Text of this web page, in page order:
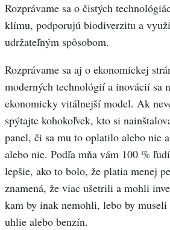
Rozprávame sa o čistých
klímu, podporujú biodiverzitu a
udržateľným spôsobom.
Rozprávame sa aj o ekonomickej
moderných technológií a inovácií sa
ekonomicky vitálnejší model. Ak
spýtajte kohokoľvek, kto si
panel, či sa mu to oplatilo alebo nie
alebo nie. Podľa mňa vám 100 %
lepšie, ako to bolo, že platia menej
znamená, že viac ušetrili a mohli
kam by inak nemohli, lebo by
uhlie alebo benzín.